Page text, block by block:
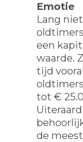
Emotie
Lang
een
waarde.
tijd
tot €
de